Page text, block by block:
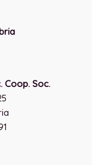
Coop. Soc.